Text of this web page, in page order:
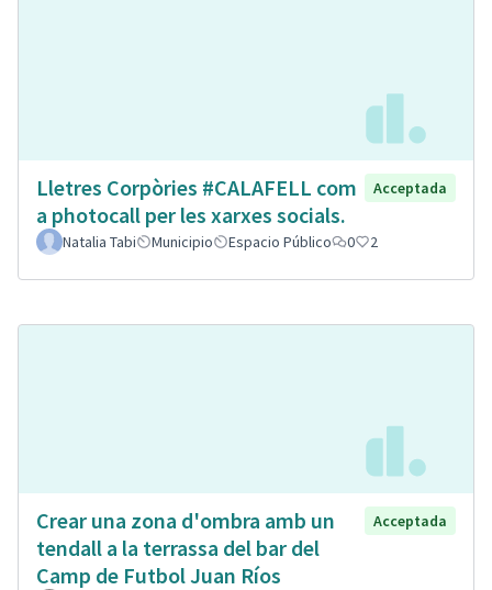
Lletres Corpòries #CALAFELL com
a photocall per les xarxes socials.
Acceptada
Natalia Tabi Municipio Espacio Público 0 2
Crear una zona d'ombra amb un
tendall a la terrassa del bar del
Camp de Futbol Juan Ríos
Acceptada